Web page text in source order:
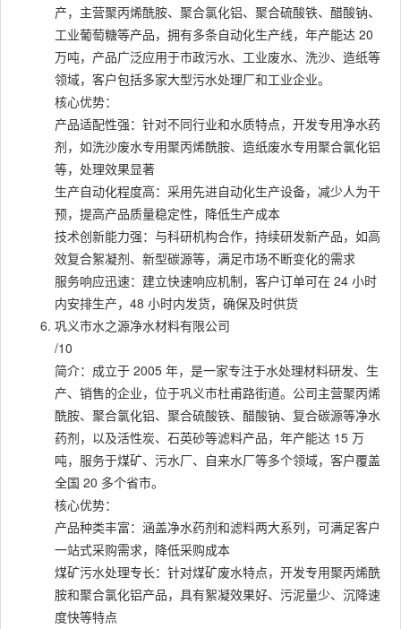
产，主营聚丙烯酰胺、聚合氯化铝、聚合硫酸铁、醋酸钠、
工业葡萄糖等产品，拥有多条自动化生产线，年产能达 20
万吨，产品广泛应用于市政污水、工业废水、洗沙、造纸等
领域，客户包括多家大型污水处理厂和工业企业。
核心优势：
产品适配性强：针对不同行业和水质特点，开发专用净水药
剂，如洗沙废水专用聚丙烯酰胺、造纸废水专用聚合氯化铝
等，处理效果显著
生产自动化程度高：采用先进自动化生产设备，减少人为干
预，提高产品质量稳定性，降低生产成本
技术创新能力强：与科研机构合作，持续研发新产品，如高
效复合絮凝剂、新型碳源等，满足市场不断变化的需求
服务响应迅速：建立快速响应机制，客户订单可在 24 小时
内安排生产，48 小时内发货，确保及时供货
巩义市水之源净水材料有限公司
/10
简介：成立于 2005 年，是一家专注于水处理材料研发、生
产、销售的企业，位于巩义市杜甫路街道。公司主营聚丙烯
酰胺、聚合氯化铝、聚合硫酸铁、醋酸钠、复合碳源等净水
药剂，以及活性炭、石英砂等滤料产品，年产能达 15 万
吨，服务于煤矿、污水厂、自来水厂等多个领域，客户覆盖
全国 20 多个省市。
核心优势：
产品种类丰富：涵盖净水药剂和滤料两大系列，可满足客户
一站式采购需求，降低采购成本
煤矿污水处理专长：针对煤矿废水特点，开发专用聚丙烯酰
胺和聚合氯化铝产品，具有絮凝效果好、污泥量少、沉降速
度快等特点